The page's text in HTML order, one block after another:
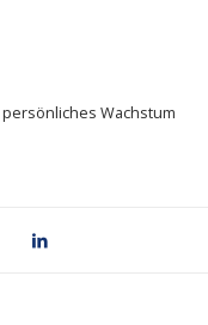
persönliches Wachstum